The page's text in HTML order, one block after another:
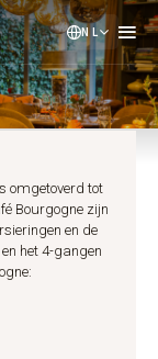
NL
EN
DE
omgetoverd tot
Bourgogne zijn
en de
het 4-gangen